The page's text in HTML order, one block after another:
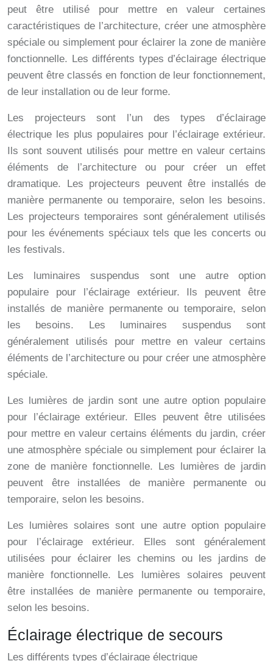
peut être utilisé pour mettre en valeur certaines
caractéristiques de l’architecture, créer une atmosphère
spéciale ou simplement pour éclairer la zone de manière
fonctionnelle. Les différents types d’éclairage électrique
peuvent être classés en fonction de leur fonctionnement,
de leur installation ou de leur forme.
Les projecteurs sont l’un des types d’éclairage
électrique les plus populaires pour l’éclairage extérieur.
Ils sont souvent utilisés pour mettre en valeur certains
éléments de l’architecture ou pour créer un effet
dramatique. Les projecteurs peuvent être installés de
manière permanente ou temporaire, selon les besoins.
Les projecteurs temporaires sont généralement utilisés
pour les événements spéciaux tels que les concerts ou
les festivals.
Les luminaires suspendus sont une autre option
populaire pour l’éclairage extérieur. Ils peuvent être
installés de manière permanente ou temporaire, selon
les besoins. Les luminaires suspendus sont
généralement utilisés pour mettre en valeur certains
éléments de l’architecture ou pour créer une atmosphère
spéciale.
Les lumières de jardin sont une autre option populaire
pour l’éclairage extérieur. Elles peuvent être utilisées
pour mettre en valeur certains éléments du jardin, créer
une atmosphère spéciale ou simplement pour éclairer la
zone de manière fonctionnelle. Les lumières de jardin
peuvent être installées de manière permanente ou
temporaire, selon les besoins.
Les lumières solaires sont une autre option populaire
pour l’éclairage extérieur. Elles sont généralement
utilisées pour éclairer les chemins ou les jardins de
manière fonctionnelle. Les lumières solaires peuvent
être installées de manière permanente ou temporaire,
selon les besoins.
Éclairage électrique de secours
Les différents types d’éclairage électrique